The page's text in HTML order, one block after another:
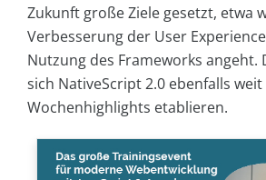
Zukunft große Ziele gesetzt, etwa
Verbesserung der User
Nutzung des Frameworks angeht.
sich NativeScript 2.0 ebenfalls
Wochenhighlights etablieren.